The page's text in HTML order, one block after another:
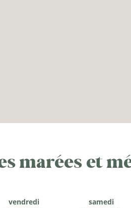
marées et
vendredi
samedi